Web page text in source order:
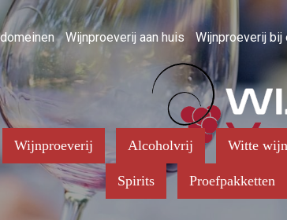
Wijnproeverij aan huis Wijnproeverij bij
Wijnproeverij Alcoholvrij Witte wijn
Spirits Proefpakketten